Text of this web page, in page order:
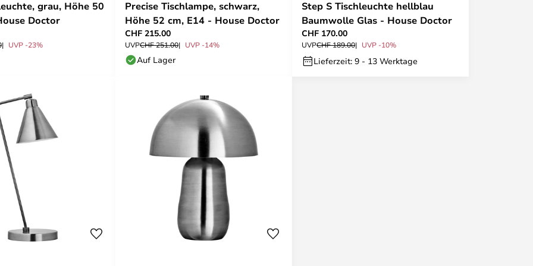
grau, Höhe 50
Doctor
UVP -23%
Precise Tischlampe, schwarz,
Höhe 52 cm, E14 - House Doctor
CHF 215.00
UVPCHF 251.00 UVP -14%
Auf Lager
Step S Tischleuchte hellblau
Baumwolle Glas - House Doctor
CHF 170.00
UVPCHF 189.00 UVP -10%
Lieferzeit: 9 - 13 Werktage